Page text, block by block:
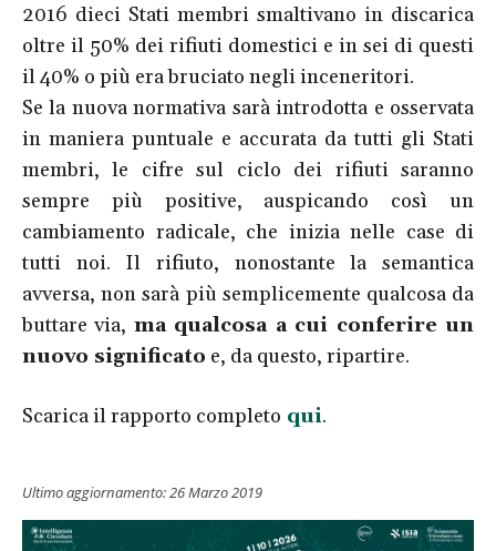
2016 dieci Stati membri smaltivano in discarica
oltre il 50% dei rifiuti domestici e in sei di questi
il 40% o più era bruciato negli inceneritori.
Se la nuova normativa sarà introdotta e osservata
in maniera puntuale e accurata da tutti gli Stati
membri, le cifre sul ciclo dei rifiuti saranno
sempre più positive, auspicando così un
cambiamento radicale, che inizia nelle case di
tutti noi. Il rifiuto, nonostante la semantica
avversa, non sarà più semplicemente qualcosa da
buttare via, ma qualcosa a cui conferire un
nuovo significato e, da questo, ripartire.
Scarica il rapporto completo qui.
Ultimo aggiornamento:26 Marzo 2019